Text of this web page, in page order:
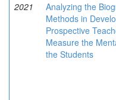
2021
Analyzing the
Methods in
Prospective
Measure the
the Students